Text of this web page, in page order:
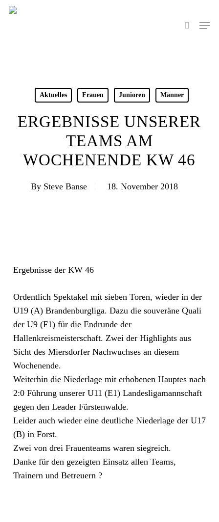
Skip
search
Menu
Aktuelles Frauen Junioren Männer
ERGEBNISSE UNSERER
TEAMS AM
WOCHENENDE KW 46
By Steve Banse 18. November 2018
Ergebnisse der KW 46
Ordentlich Spektakel mit sieben Toren, wieder in der
U19 (A) Brandenburgliga. Dazu die souveräne Quali
der U9 (F1) für die Endrunde der
Hallenkreismeisterschaft. Zwei der Highlights aus
Sicht des Miersdorfer Nachwuchses an diesem
Wochenende.
Weiterhin die Niederlage mit erhobenen Hauptes nach
2:0 Führung unserer U11 (E1) Landesligamannschaft
gegen den Leader Fürstenwalde.
Leider auch wieder eine deutliche Niederlage der U17
(B) in Forst.
Zwei von drei Frauenteams waren siegreich.
Danke für den gezeigten Einsatz allen Teams,
Trainern und Betreuern ?